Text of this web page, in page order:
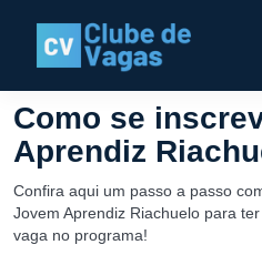
Como se
Aprendiz
Confira aqui um passo a passo
Jovem Aprendiz Riachuelo para
vaga no programa!